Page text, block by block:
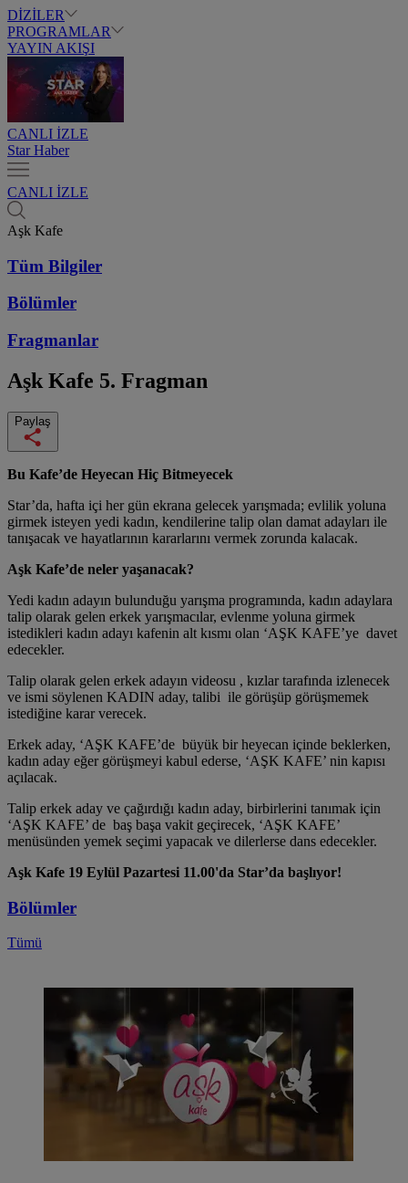
DİZİLER
PROGRAMLAR
YAYIN AKIŞI
CANLI İZLE
Star Haber
CANLI İZLE
Aşk Kafe
Tüm Bilgiler
Bölümler
Fragmanlar
Aşk Kafe 5. Fragman
Paylaş
Bu Kafe’de Heyecan Hiç Bitmeyecek
Star’da, hafta içi her gün ekrana gelecek yarışmada; evlilik yoluna
girmek isteyen yedi kadın, kendilerine talip olan damat adayları ile
tanışacak ve hayatlarının kararlarını vermek zorunda kalacak.
Aşk Kafe’de neler yaşanacak?
Yedi kadın adayın bulunduğu yarışma programında, kadın adaylara
talip olarak gelen erkek yarışmacılar, evlenme yoluna girmek
istedikleri kadın adayı kafenin alt kısmı olan ‘AŞK KAFE’ye davet
edecekler.
Talip olarak gelen erkek adayın videosu , kızlar tarafında izlenecek
ve ismi söylenen KADIN aday, talibi ile görüşüp görüşmemek
istediğine karar verecek.
Erkek aday, ‘AŞK KAFE’de büyük bir heyecan içinde beklerken,
kadın aday eğer görüşmeyi kabul ederse, ‘AŞK KAFE’ nin kapısı
açılacak.
Talip erkek aday ve çağırdığı kadın aday, birbirlerini tanımak için
‘AŞK KAFE’ de baş başa vakit geçirecek, ‘AŞK KAFE’
menüsünden yemek seçimi yapacak ve dilerlerse dans edecekler.
Aşk Kafe 19 Eylül Pazartesi 11.00'da Star’da başlıyor!
Bölümler
Tümü